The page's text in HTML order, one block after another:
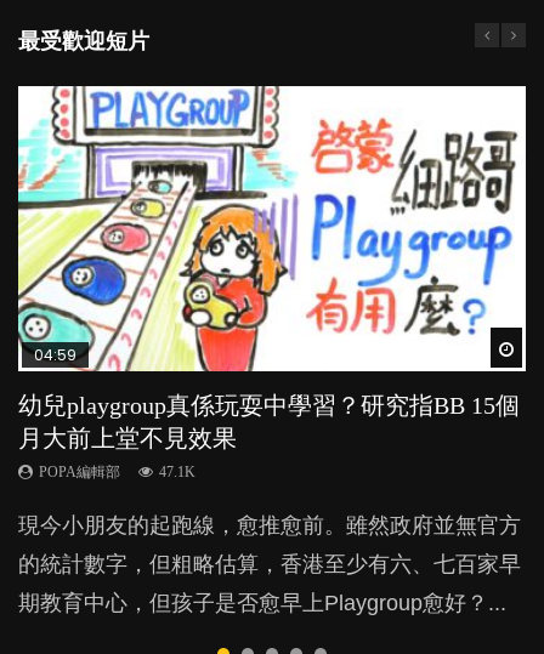
最受歡迎短片
04:59
幼兒playgroup真係玩耍中學習？研究指BB 15個
月大前上堂不見效果
POPA編輯部 47.1K
現今小朋友的起跑線，愈推愈前。雖然政府並無官方
的統計數字，但粗略估算，香港至少有六、七百家早
期教育中心，但孩子是否愈早上Playgroup愈好？...
03:39
幼稚園遊戲課 如何刺激幼兒自發學習取代獎勵
與懲罰？
POPA編輯部 33.1K
由美國學者所創的 tools of the mind 課程，學生以遊
戲方式學習，學術能力和自制能力亦明顯比其他小朋
友優勝，到底這課程有何特別之處？...
03:02
老公患產後憂鬱症對BB的影響
POPA編輯部 15.9K
鬱，影響日常生活，嚴重的甚至會有自殺，或傷害小
朋友的念頭。但為何爸爸患上產後抑鬱往往難以察
覺？...
04:06
全職好？在職好？｜全職媽媽與在職媽媽的壓
力與價值
POPA編輯部 25.8K
許多媽媽心底可能都有一刻掙扎過：究竟全職好，還
是在職好。雖說每個家庭都有自己的獨特狀況和考慮
因素，但原來全職和在職媽媽所養育的子女其實都各
03:41
BB口腔期乜都放入口，父母該制止還是放手？
POPA編輯部 25.5K
成吮手指的習慣，大個就很難戒，但原來一刀切阻止
他們放東西入口，隨時會影響孩子的身心發展？...